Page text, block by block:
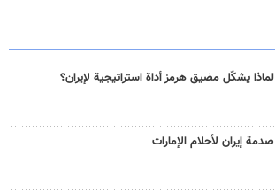
لماذا يشكّل مضيق هرمز أداة استراتيجية لإيران؟
صدمة إيران لأحلام الإمارات